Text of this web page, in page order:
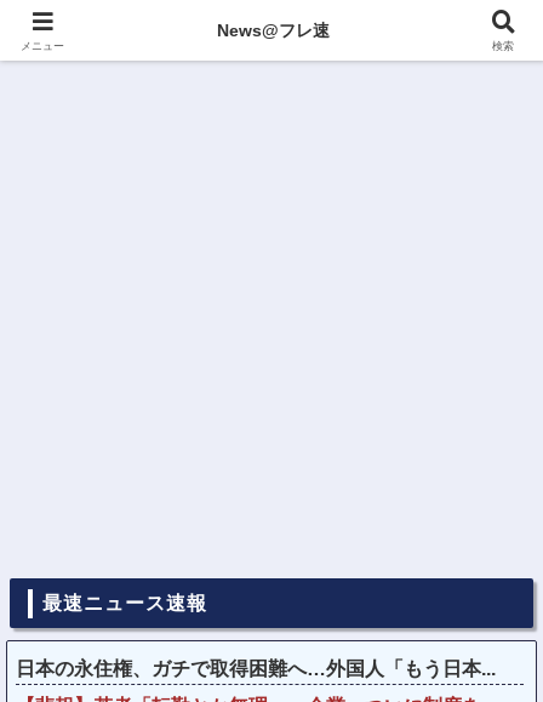
最速ニュース速報
日本の永住権、ガチで取得困難へ…外国人「もう日本...
メニュー
News@フレ速
検索